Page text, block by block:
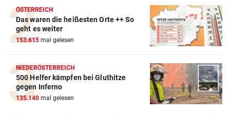
ÖSTERREICH
Das waren die heißesten Orte ++ So
geht es weiter
153.615 mal gelesen
NIEDERÖSTERREICH
500 Helfer kämpfen bei Gluthitze
gegen Inferno
135.140 mal gelesen